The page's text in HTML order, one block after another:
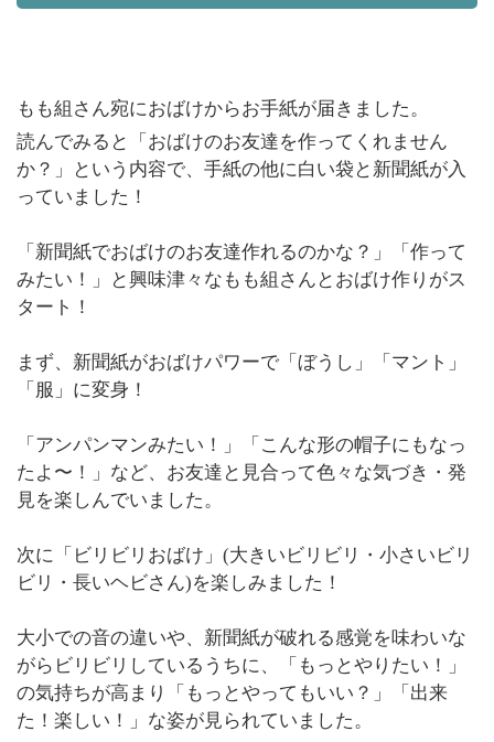
もも組さん宛におばけからお手紙が届きました。
読んでみると「おばけのお友達を作ってくれません
か？」という内容で、手紙の他に白い袋と新聞紙が入
っていました！
「新聞紙でおばけのお友達作れるのかな？」「作って
みたい！」と興味津々なもも組さんとおばけ作りがス
タート！
まず、新聞紙がおばけパワーで「ぼうし」「マント」
「服」に変身！
「アンパンマンみたい！」「こんな形の帽子にもなっ
たよ〜！」など、お友達と見合って色々な気づき・発
見を楽しんでいました。
次に「ビリビリおばけ」(大きいビリビリ・小さいビリ
ビリ・長いヘビさん)を楽しみました！
大小での音の違いや、新聞紙が破れる感覚を味わいな
がらビリビリしているうちに、「もっとやりたい！」
の気持ちが高まり「もっとやってもいい？」「出来
た！楽しい！」な姿が見られていました。